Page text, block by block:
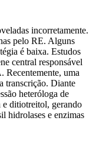
incorretamente.
pelo RE. Alguns
é baixa. Estudos
central responsável
Recentemente, uma
transcrição. Diante
heteróloga de
e ditiotreitol, gerando
hidrolases e enzimas